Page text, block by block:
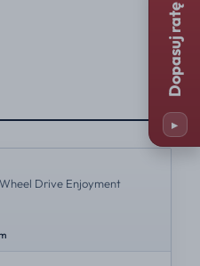
Dopasuj ratę
▸
Drive Enjoyment